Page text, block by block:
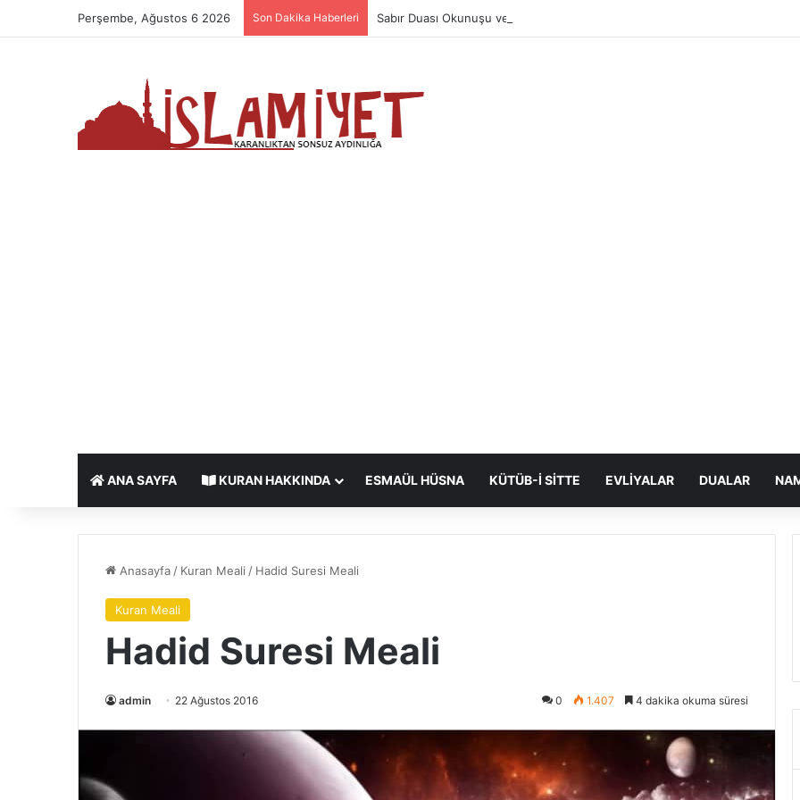
Perşembe, Ağustos 6 2026 Son Dakika Haberleri Sabır Duası Okunuşu ve Anlamı
ANA SAYFA KURAN HAKKINDA ESMAÜL HÜSNA KÜTÜB-I SITTE EVLIYALAR DUALAR
Anasayfa / Kuran Meali / Hadid Suresi Meali
Kuran Meali
Hadid Suresi Meali
admin 22 Ağustos 2016 0 1.407 4 dakika okuma süresi